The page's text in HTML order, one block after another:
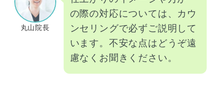
丸山院長
の際の対応については、カウ
ンセリングで必ずご説明して
います。不安な点はどうぞ遠
慮なくお聞きください。